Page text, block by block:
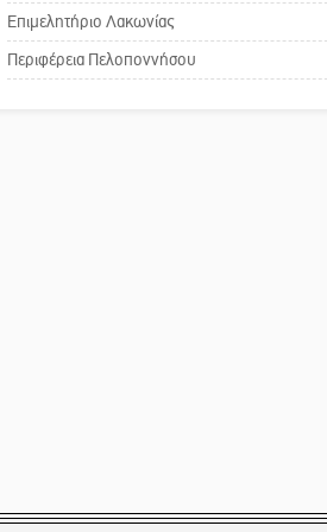
χρωμάτων στη Νεάπολη
Το δικό σας σχόλιο:
Παράδειγμα κοινωνικής
Επιμελητήριο Λακωνίας
Περιφέρεια Πελοποννήσου